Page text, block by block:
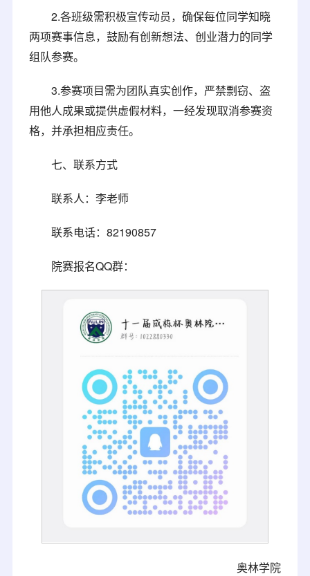
2.各班级需积极宣传动员，确保每位同学知晓
两项赛事信息，鼓励有创新想法、创业潜力的同学
组队参赛。
3.参赛项目需为团队真实创作，严禁剽窃、盗
用他人成果或提供虚假材料，一经发现取消参赛资
格，并承担相应责任。
七、联系方式
联系人：李老师
联系电话：82190857
院赛报名QQ群：
奥林学院